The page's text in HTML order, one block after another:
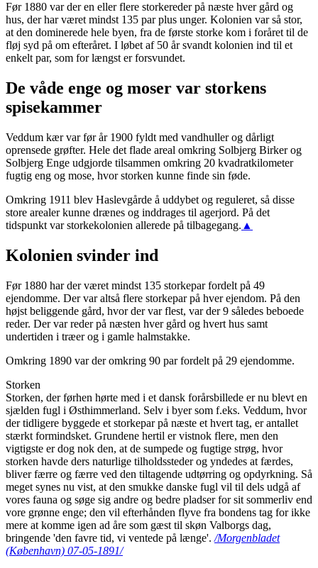
Før 1880 var der en eller flere storkereder på næste hver gård og
hus, der har været mindst 135 par plus unger. Kolonien var så stor,
at den dominerede hele byen, fra de første storke kom i foråret til de
fløj syd på om efteråret. I løbet af 50 år svandt kolonien ind til et
enkelt par, som for længst er forsvundet.
De våde enge og moser var storkens
spisekammer
Veddum kær var før år 1900 fyldt med vandhuller og dårligt
oprensede grøfter. Hele det flade areal omkring Solbjerg Birker og
Solbjerg Enge udgjorde tilsammen omkring 20 kvadratkilometer
fugtig eng og mose, hvor storken kunne finde sin føde.
Omkring 1911 blev Haslevgårde å uddybet og reguleret, så disse
store arealer kunne drænes og inddrages til agerjord. På det
tidspunkt var storkekolonien allerede på tilbagegang. ▲
Kolonien svinder ind
Før 1880 har der været mindst 135 storkepar fordelt på 49
ejendomme. Der var altså flere storkepar på hver ejendom. På den
højst beliggende gård, hvor der var flest, var der 9 således beboede
reder. Der var reder på næsten hver gård og hvert hus samt
undertiden i træer og i gamle halmstakke.
Omkring 1890 var der omkring 90 par fordelt på 29 ejendomme.
Storken
Storken, der førhen hørte med i et dansk forårsbillede er nu blevt en
sjælden fugl i Østhimmerland. Selv i byer som f.eks. Veddum, hvor
der tidligere byggede et storkepar på næste et hvert tag, er antallet
stærkt formindsket. Grundene hertil er vistnok flere, men den
vigtigste er dog nok den, at de sumpede og fugtige strøg, hvor
storken havde ders naturlige tilholdssteder og yndedes at færdes,
bliver færre og færre ved den tiltagende udtørring og opdyrkning. Så
meget synes nu vist, at den smukke danske fugl vil til dels udgå af
vores fauna og søge sig andre og bedre pladser for sit sommerliv end
vore grønne enge; den vil efterhånden flyve fra bondens tag for ikke
mere at komme igen ad åre som gæst til skøn Valborgs dag,
bringende 'den favre tid, vi ventede på længe'. /Morgenbladet
(København) 07-05-1891/